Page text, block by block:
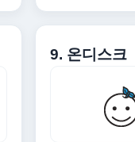
9. 온디스크